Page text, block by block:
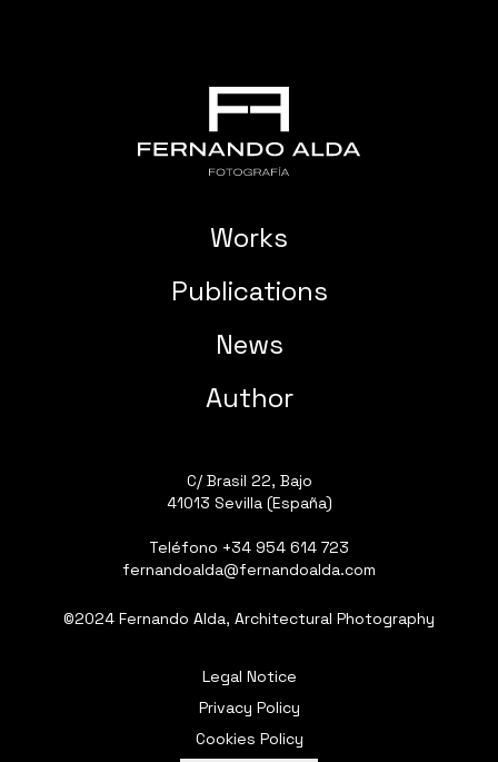
Works
Publications
News
Author
C/ Brasil 22, Bajo
41013 Sevilla (España)
Teléfono +34 954 614 723
fernandoalda@fernandoalda.com
©2024 Fernando Alda, Architectural Photography
Legal Notice
Privacy Policy
Cookies Policy